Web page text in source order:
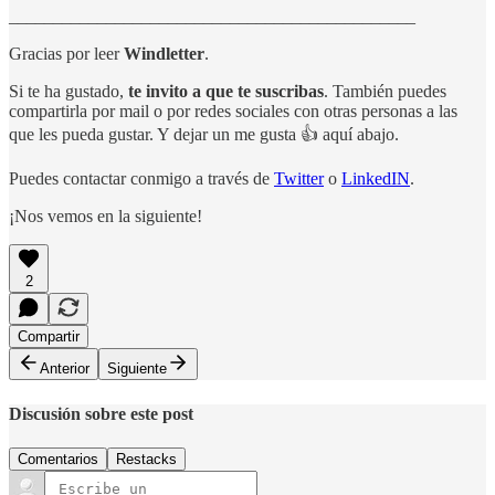
Gracias por leerWindletter.
Si te ha gustado, te invito a que te suscribas. También puedes
compartirla por mail o por redes sociales con otras personas a las
que les pueda gustar. Y dejar un me gusta 👍 aquí abajo.
Puedes contactar conmigo a través de Twittero LinkedIN.
¡Nos vemos en la siguiente!
2
Compartir
Anterior
Siguiente
Discusión sobre este post
Comentarios Restacks